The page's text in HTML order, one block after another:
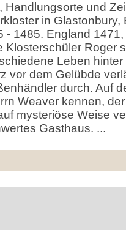
Handlungsorte und
in Glastonbury,
- 1485. England
Klosterschüler Roger
Leben
vor dem Gelübde
durch. Auf
Weaver kennen,
mysteriöse Weise
Gasthaus. ...